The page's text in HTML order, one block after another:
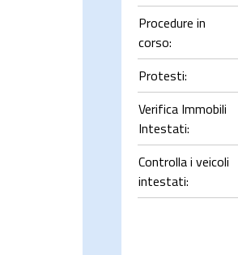
Procedure in
corso:
Protesti:
Verifica Immobili
Intestati:
Controlla i veicoli
intestati: